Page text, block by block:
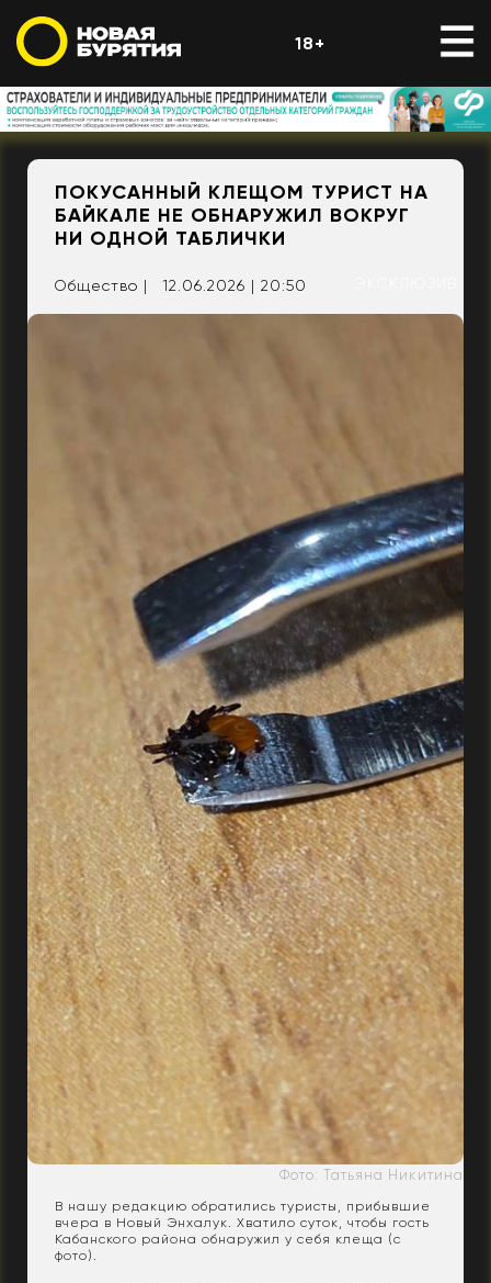
18+
ПОКУСАННЫЙ КЛЕЩОМ ТУРИСТ НА
БАЙКАЛЕ НЕ ОБНАРУЖИЛ ВОКРУГ
НИ ОДНОЙ ТАБЛИЧКИ
Общество | 12.06.2026 | 20:50
Фото: Татьяна Никитина
В нашу редакцию обратились туристы, прибывшие
вчера в Новый Энхалук. Хватило суток, чтобы гость
Кабанского района обнаружил у себя клеща (с
фото).